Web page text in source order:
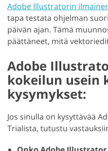
Adobe Illustratorin
tapa testata ohjelman
päivän ajan. Tämä
päättäneet, mitä
Adobe
kokeilun usein
kysymykset:
Jos sinulla on kysyttävää
Trialista, tutustu